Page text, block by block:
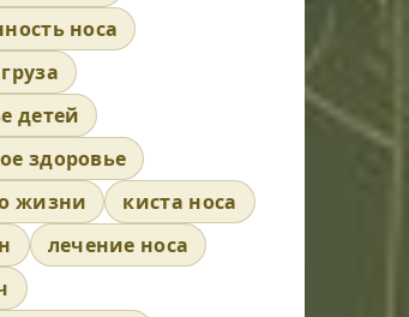
носа
детей
здоровье
жизни
киста носа
лечение носа